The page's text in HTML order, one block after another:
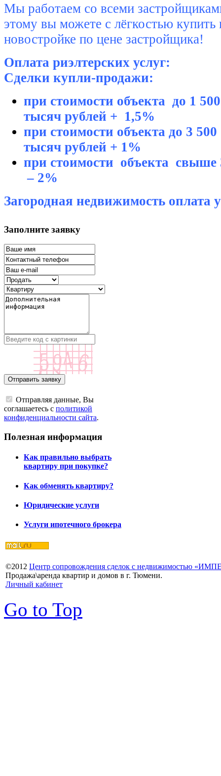
Мы работаем со всеми
этому вы можете с лёгкостью купить
новостройке по цене застройщика!
Оплата риэлтерских услуг:
Сделки купли-продажи:
при стоимости объекта до 1
тысяч рублей + 1,5%
при стоимости объекта до 3
тысяч рублей + 1%
при стоимости объекта свыше
– 2%
Загородная недвижимость оплата
Заполните заявку
Отправляя данные, Вы
соглашаетесь с политикой
конфиденциальности сайта.
Полезная информация
Как правильно выбрать
квартиру при покупке?
Как обменять квартиру?
Юридические услуги
Услуги ипотечного брокера
©2012 Центр сопровождения сделок с недвижимостью
Продажа\аренда квартир и домов в г. Тюмени.
Личный кабинет
Go to Top